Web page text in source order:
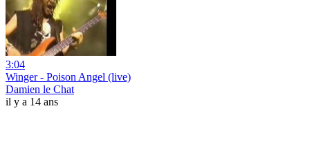
3:04
Winger - Poison Angel (live)
Damien le Chat
il y a 14 ans